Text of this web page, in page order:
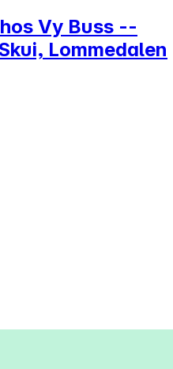
Vy Buss --
Lommedalen